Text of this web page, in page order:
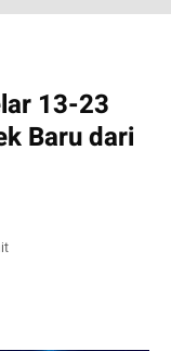
13-23
Baru dari